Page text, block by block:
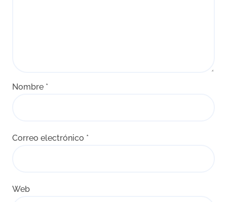
Nombre *
Correo electrónico *
Web